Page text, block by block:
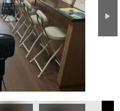
Next